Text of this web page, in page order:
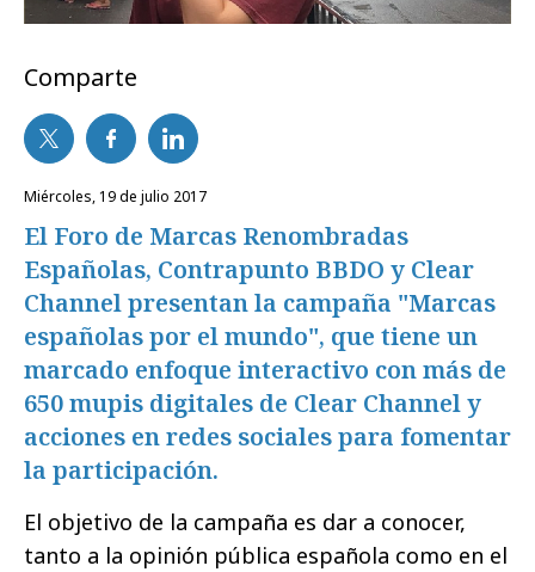
Comparte
miércoles, 19 de julio 2017
El Foro de Marcas Renombradas
Españolas, Contrapunto BBDO y Clear
Channel presentan la campaña "Marcas
españolas por el mundo", que tiene un
marcado enfoque interactivo con más de
650 mupis digitales de Clear Channel y
acciones en redes sociales para fomentar
la participación.
El objetivo de la campaña es dar a conocer,
tanto a la opinión pública española como en el